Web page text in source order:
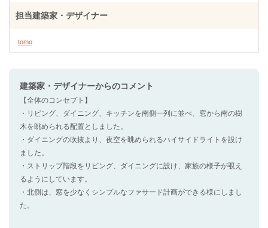
担当建築家・デザイナー
tomo
建築家・デザイナーからのコメント
【全体のコンセプト】
・リビング、ダイニング、キッチンを南側一列に並べ、窓から南の樹
木を眺められる配置としました。
・ダイニングの吹抜より、夜空を眺められるハイサイドライトを設け
ました。
・ストリップ階段をリビング、ダイニングに設け、家族の様子が覗え
るようにしています。
・北側は、窓を少なくシンプルなファサード計画ができる様にしまし
た。